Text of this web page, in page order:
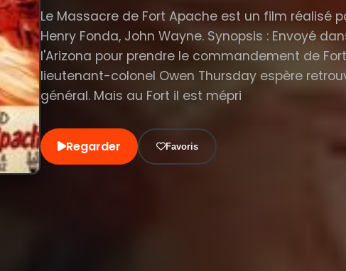
Le Massacre de Fort Apache est un film réalisé
Henry Fonda, John Wayne. Synopsis : Envoyé
l'Arizona pour prendre le commandement de
lieutenant-colonel Owen Thursday espère
général. Mais au Fort il est mépri
Regarder Favoris